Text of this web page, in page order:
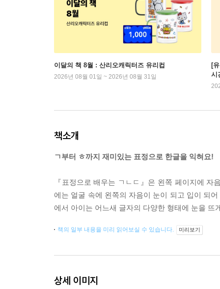
이달의 책 8월 : 산리오캐릭터즈 유리컵
2026년 08월 01일 ~ 2026년 08월 31일
[
시
책소개
ㄱ부터 ㅎ까지 재미있는 표정으로 한글을 익혀요!
『표정으로 배우는 ㄱㄴㄷ』은 왼쪽 페이지에
에는 얼굴 속에 왼쪽의 자음이 눈이 되고 입이 되
에서 아이는 어느새 글자의 다양한 형태에 눈을 뜨
책의 일부 내용을 미리 읽어보실 수 있습니다. 미리보기
상세 이미지